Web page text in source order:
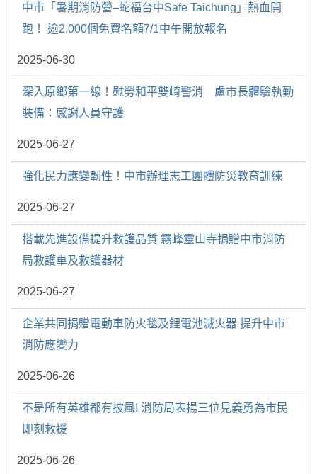
中市「暑期消防營–蛇福台中Safe Taichung」熱血開
跑！ 逾2,000個免費名額7/1中午開放報名
2025-06-30
深入原鄉第一線！慰勞和平雙崎警消 盧市長體驗執勤
裝備：感謝人員守護
2025-06-27
強化民力應變韌性！中市辦理志工團體防災教育訓練
2025-06-27
搭載先進設備提升救護品質 霧峰靈山寺捐贈中市消防
局救護車及救護器材
2025-06-27
企業共同捐贈電動車防火毯及鋰電池滅火器 提升中市
消防應變力
2025-06-26
不是所有英雄都有披風! 消防局表揚三位見義勇為市民
即刻救援
2025-06-26